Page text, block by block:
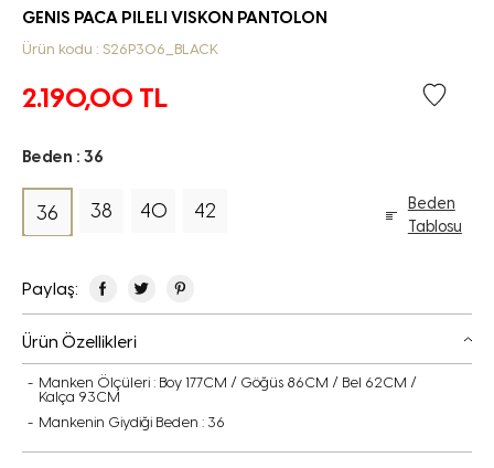
GENIS PACA PILELI VISKON PANTOLON
Ürün kodu : S26P306_BLACK
2.190,00 TL
Beden : 36
36 38 40 42
Beden
Tablosu
Paylaş:
Ürün Özellikleri
Manken Ölçüleri : Boy 177CM / Göğüs 86CM / Bel 62CM /
Kalça 93CM
Mankenin Giydiği Beden : 36